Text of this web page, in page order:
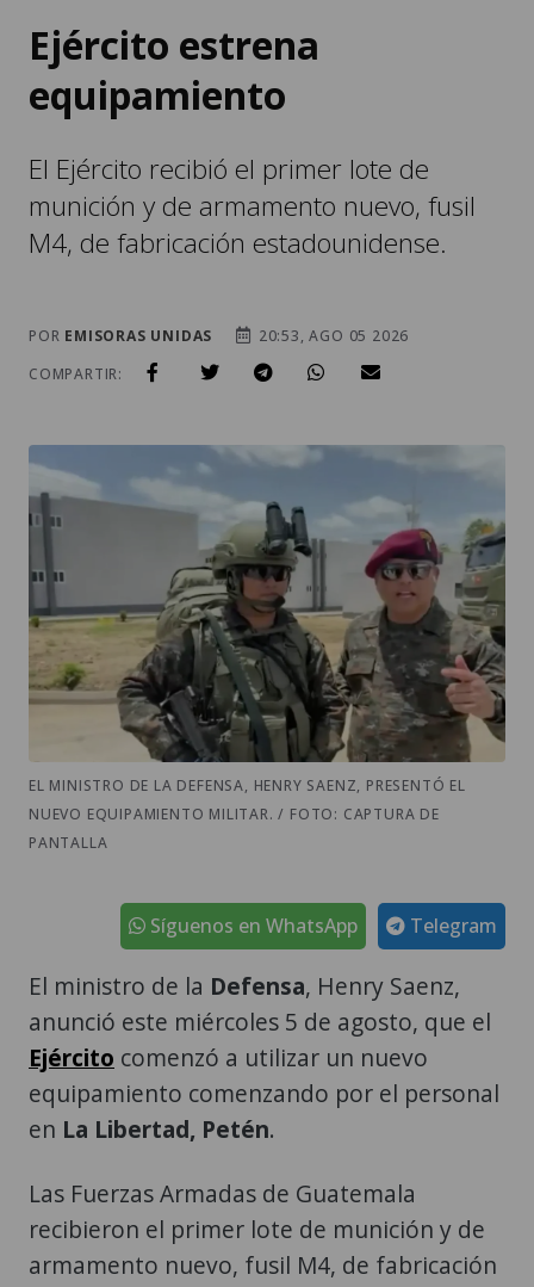
Ejército estrena
equipamiento
El Ejército recibió el primer lote de
munición y de armamento nuevo, fusil
M4, de fabricación estadounidense.
POR EMISORAS UNIDAS
20:53, AGO 05 2026
COMPARTIR:
EL MINISTRO DE LA DEFENSA, HENRY SAENZ, PRESENTÓ EL
NUEVO EQUIPAMIENTO MILITAR. / FOTO: CAPTURA DE
PANTALLA
Telegram
Síguenos en WhatsApp
El ministro de la Defensa, Henry Saenz,
anunció este miércoles 5 de agosto, que el
Ejército comenzó a utilizar un nuevo
equipamiento comenzando por el personal
en La Libertad, Petén.
Las Fuerzas Armadas de Guatemala
recibieron el primer lote de munición y de
armamento nuevo, fusil M4, de fabricación